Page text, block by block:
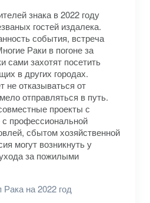
знака в 2022 году
гостей издалека.
события, встреча
Раки в погоне за
сами захотят посетить
в других городах.
не отказываться от
отправляться в путь.
проекты с
профессиональной
сбытом хозяйственной
могут возникнуть у
за пожилыми
на 2022 год